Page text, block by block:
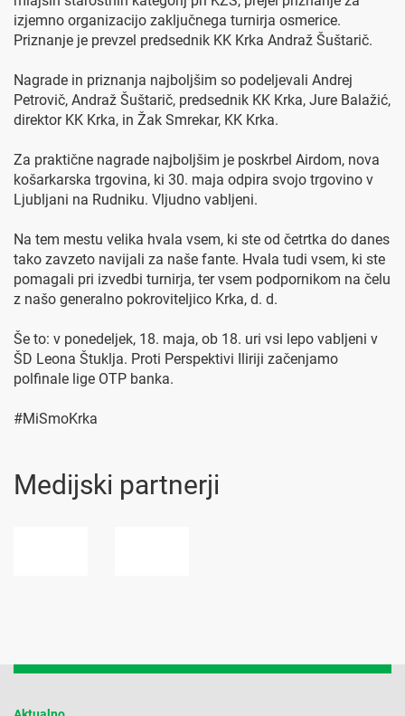
izjemno organizacijo zaključnega turnirja osmerice.
Priznanje je prevzel predsednik KK Krka Andraž Šuštarič.
Nagrade in priznanja najboljšim so podeljevali Andrej
Petrovič, Andraž Šuštarič, predsednik KK Krka, Jure Balažić,
direktor KK Krka, in Žak Smrekar, KK Krka.
Za praktične nagrade najboljšim je poskrbel Airdom, nova
košarkarska trgovina, ki 30. maja odpira svojo trgovino v
Ljubljani na Rudniku. Vljudno vabljeni.
Na tem mestu velika hvala vsem, ki ste od četrtka do danes
tako zavzeto navijali za naše fante. Hvala tudi vsem, ki ste
pomagali pri izvedbi turnirja, ter vsem podpornikom na čelu
z našo generalno pokroviteljico Krka, d. d.
Še to: v ponedeljek, 18. maja, ob 18. uri vsi lepo vabljeni v
ŠD Leona Štuklja. Proti Perspektivi Iliriji začenjamo
polfinale lige OTP banka.
#MiSmoKrka
Medijski partnerji